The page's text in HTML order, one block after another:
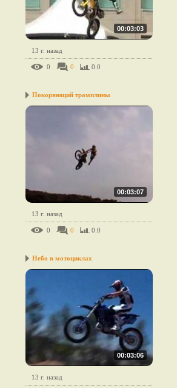
00:03:03
13 г. назад
0 0 0.0
Покоряющий трамплины
00:03:07
13 г. назад
0 0 0.0
Небо в мотоциклах
00:03:06
13 г. назад